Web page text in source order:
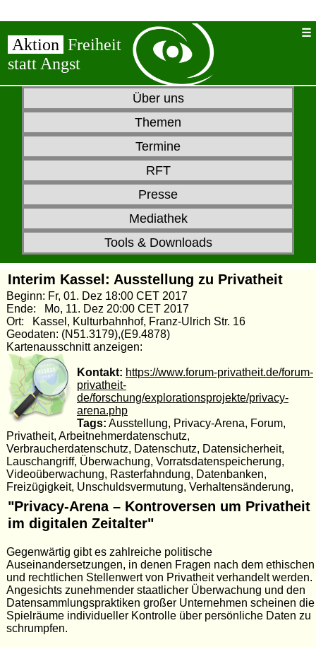
Aktion Freiheit
statt Angst
Über uns
Themen
Termine
RFT
Presse
Mediathek
Tools & Downloads
Interim Kassel: Ausstellung zu Privatheit
Beginn: Fr, 01. Dez 18:00 CET 2017
Ende: Mo, 11. Dez 20:00 CET 2017
Ort: Kassel, Kulturbahnhof, Franz-Ulrich Str. 16
Geodaten: (N51.3179),(E9.4878)
Kartenausschnitt anzeigen:
Kontakt: https://www.forum-privatheit.de/forum-
privatheit-
de/forschung/explorationsprojekte/privacy-
arena.php
Tags: Ausstellung, Privacy-Arena, Forum,
Privatheit, Arbeitnehmerdatenschutz,
Verbraucherdatenschutz, Datenschutz, Datensicherheit,
Lauschangriff, Überwachung, Vorratsdatenspeicherung,
Videoüberwachung, Rasterfahndung, Datenbanken,
Freizügigkeit, Unschuldsvermutung, Verhaltensänderung,
"Pri­va­cy-Are­na – Kon­tro­ver­sen um Pri­vat­heit
im di­gi­ta­len Zeit­al­ter"
Gegenwärtig gibt es zahlreiche politische
Auseinandersetzungen, in denen Fragen nach dem ethischen
und rechtlichen Stellenwert von Privatheit verhandelt werden.
Angesichts zunehmender staatlicher Überwachung und den
Datensammlungspraktiken großer Unternehmen scheinen die
Spielräume individueller Kontrolle über persönliche Daten zu
schrumpfen.